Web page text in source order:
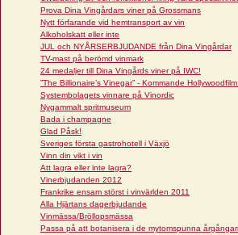
Prova Dina Vingårdars viner på Grossmans
Nytt förfarande vid hemtransport av vin
Alkoholskatt eller inte
JUL och NYÅRSERBJUDANDE från Dina Vingårdar
TV-mast på berömd vinmark
24 medaljer till Dina Vingårds viner på IWC!
”The Billionaire’s Vinegar” - Kommande
Systembolagets vinnare på Vinordic
Nygammalt spritmuseum
Bada i champagne
Glad Påsk!
Sveriges första gastrohotell i Växjö
Vinn din vikt i vin
Att lagra eller inte lagra?
Vinerbjudanden 2012
Frankrike ensam störst i vinvärlden 2011
Alla Hjärtans dagerbjudande
Vinmässa/Bröllopsmässa
Passa på att botanisera i de mytomspunna